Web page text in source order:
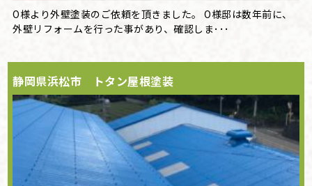
O様より外壁塗装のご依頼を頂きました。 O様邸は数年前に、
外壁リフォームを行った事があり、確認しま･･･
静岡県浜松市 トタン屋根塗装